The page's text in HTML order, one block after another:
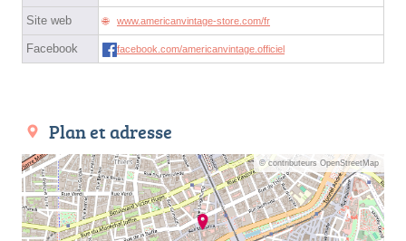
Site web www.americanvintage-store.com/fr
Facebook facebook.com/americanvintage.officiel
Plan et adresse
© contributeurs OpenStreetMap